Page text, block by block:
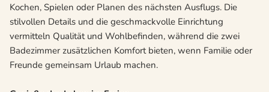
Kochen, Spielen oder Planen des nächsten Ausflugs. Die
stilvollen Details und die geschmackvolle Einrichtung
vermitteln Qualität und Wohlbefinden, während die zwei
Badezimmer zusätzlichen Komfort bieten, wenn Familie oder
Freunde gemeinsam Urlaub machen.